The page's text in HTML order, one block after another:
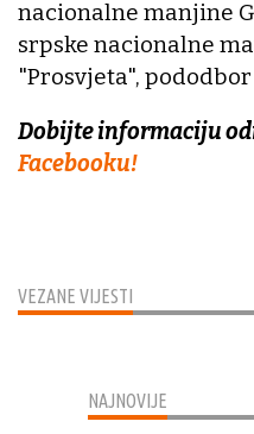
VEZANE VIJESTI
nacionalne manjine
srpske nacionalne
"Prosvjeta",
Dobijte informaciju
Facebooku!
NAJNOVIJE